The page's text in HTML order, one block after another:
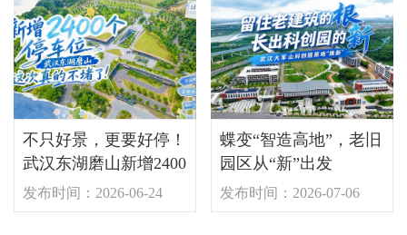
不只好景，更要好停！
武汉东湖磨山新增2400
个车位
发布时间：2026-06-24
蝶变“智造高地”，老旧
园区从“新”出发
发布时间：2026-07-06